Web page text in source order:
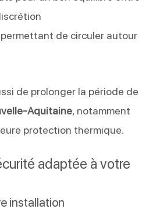
de circuler autour
de prolonger la période de
Aquitaine, notamment
protection thermique.
adaptée à votre
installation